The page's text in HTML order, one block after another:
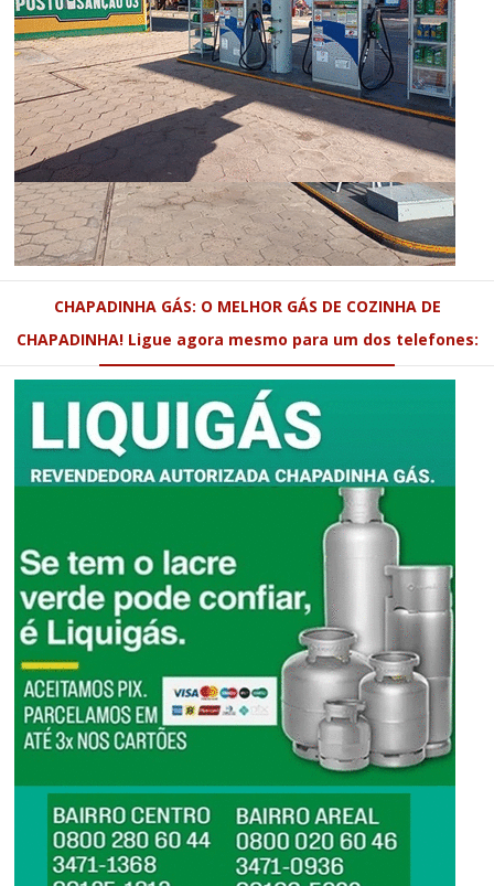
CHAPADINHA GÁS: O MELHOR GÁS DE COZINHA DE
CHAPADINHA! Ligue agora mesmo para um dos telefones: